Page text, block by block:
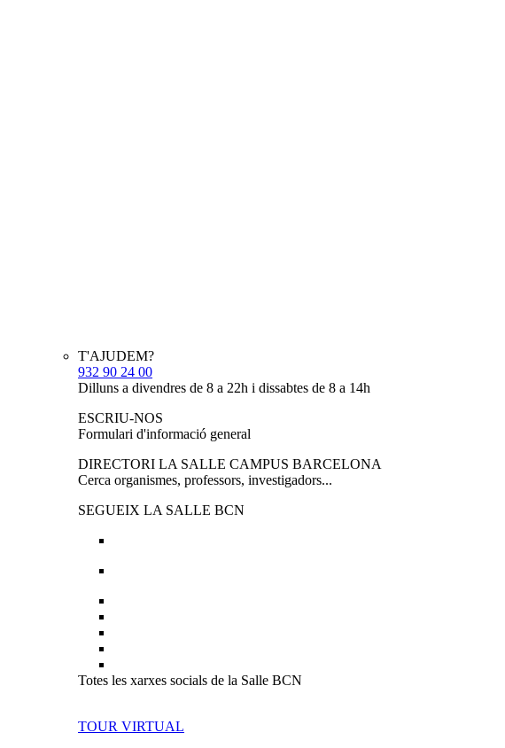
T'AJUDEM?
932 90 24 00
Dilluns a divendres de 8 a 22h i dissabtes de 8 a 14h
ESCRIU-NOS
Formulari d'informació general
DIRECTORI LA SALLE CAMPUS BARCELONA
Cerca organismes, professors, investigadors...
SEGUEIX LA SALLE BCN
Totes les xarxes socials de la Salle BCN
TOUR VIRTUAL